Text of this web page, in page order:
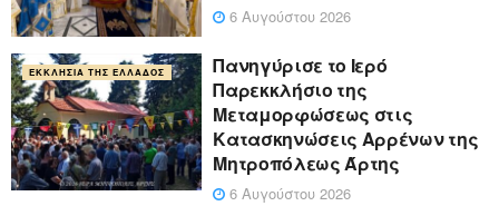
6 Αυγούστου 2026
ΕΚΚΛΗΣΊΑ ΤΗΣ ΕΛΛΆΔΟΣ
Πανηγύρισε το Ιερό
Παρεκκλήσιο της
Μεταμορφώσεως στις
Κατασκηνώσεις Αρρένων της
Μητροπόλεως Άρτης
6 Αυγούστου 2026